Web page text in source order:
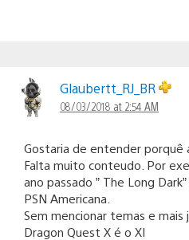
Glaubertt_RJ_BR
08/03/2018 at 2:54 AM
Gostaria de entender porquê
Falta muito conteudo. Por
ano passado ” The Long
PSN Americana.
Sem mencionar temas e
Dragon Quest X é o XI